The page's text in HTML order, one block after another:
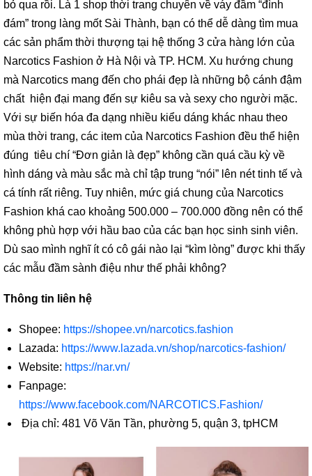
bỏ qua rồi. Là 1 shop thời trang chuyên về váy đầm “đình
đám” trong làng mốt Sài Thành, bạn có thể dễ dàng tìm mua
các sản phẩm thời thượng tại hệ thống 3 cửa hàng lớn của
Narcotics Fashion ở Hà Nội và TP. HCM. Xu hướng chung
mà Narcotics mang đến cho phái đẹp là những bộ cánh đậm
chất hiện đại mang đến sự kiêu sa và sexy cho người mặc.
Với sự biến hóa đa dạng nhiều kiểu dáng khác nhau theo
mùa thời trang, các item của Narcotics Fashion đều thể hiện
đúng tiêu chí “Đơn giản là đẹp” không cần quá cầu kỳ về
hình dáng và màu sắc mà chỉ tập trung “nói” lên nét tinh tế và
cá tính rất riêng. Tuy nhiên, mức giá chung của Narcotics
Fashion khá cao khoảng 500.000 – 700.000 đồng nên có thể
không phù hợp với hầu bao của các bạn học sinh sinh viên.
Dù sao mình nghĩ ít có cô gái nào lại “kìm lòng” được khi thấy
các mẫu đầm sành điệu như thế phải không?
Thông tin liên hệ
Shopee: https://shopee.vn/narcotics.fashion
Lazada: https://www.lazada.vn/shop/narcotics-fashion/
Website: https://nar.vn/
Fanpage:
https://www.facebook.com/NARCOTICS.Fashion/
Địa chỉ: 481 Võ Văn Tần, phường 5, quận 3, tpHCM